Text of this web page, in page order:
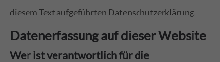
diesem Text aufgeführten Datenschutzerklärung.
Datenerfassung auf dieser Website
Wer ist verantwortlich für die